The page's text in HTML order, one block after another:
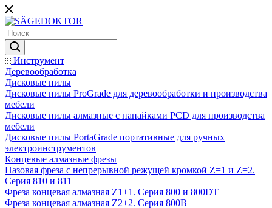
Инструмент
Деревообработка
Дисковые пилы
Дисковые пилы ProGrade для деревообработки и производства
мебели
Дисковые пилы алмазные с напайками PCD для производства
мебели
Дисковые пилы PortaGrade портативные для ручных
электроинструментов
Концевые алмазные фрезы
Пазовая фреза с непрерывной режущей кромкой Z=1 и Z=2.
Серия 810 и 811
Фреза концевая алмазная Z1+1. Серия 800 и 800DT
Фреза концевая алмазная Z2+2. Серия 800B